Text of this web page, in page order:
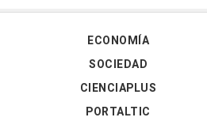
ECONOMÍA
SOCIEDAD
CIENCIAPLUS
PORTALTIC